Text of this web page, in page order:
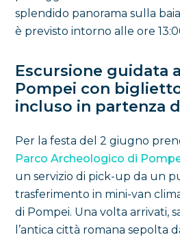
splendido panorama sulla
è previsto intorno alle ore
Escursione guidata
Pompei con
incluso in partenza
Per la festa del 2 giugno
Parco Archeologico di
un servizio di pick-up da un
trasferimento in mini-van
di Pompei. Una volta arrivati,
l’antica città romana sepolta